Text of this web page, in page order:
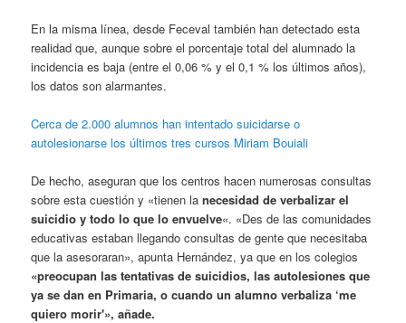
En la misma línea, desde Feceval también han detectado esta
realidad que, aunque sobre el porcentaje total del alumnado la
incidencia es baja (entre el 0,06 % y el 0,1 % los últimos años),
los datos son alarmantes.
Cerca de 2.000 alumnos han intentado suicidarse o
autolesionarse los últimos tres cursos Miriam Bouiali
De hecho, aseguran que los centros hacen numerosas consultas
sobre esta cuestión y «tienen la necesidad de verbalizar el
suicidio y todo lo que lo envuelve«. «Des de las comunidades
educativas estaban llegando consultas de gente que necesitaba
que la asesoraran», apunta Hernández, ya que en los colegios
«preocupan las tentativas de suicidios, las autolesiones que
ya se dan en Primaria, o cuando un alumno verbaliza ‘me
quiero morir'», añade.